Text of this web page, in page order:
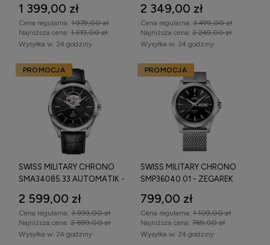
1 399,00 zł
Cena regularna: 1 979,00 zł
Najniższa cena: 1 319,00 zł
Wysyłka w: 24 godziny
2 349,00 zł
Cena regularna: 3 499,00 zł
Najniższa cena: 2 249,00 zł
Wysyłka w: 24 godziny
SWISS MILITARY CHRONO
SMA34085.33 AUTOMATIK -
2 599,00 zł
Cena regularna: 3 999,00 zł
Najniższa cena: 2 899,00 zł
Wysyłka w: 24 godziny
PROMOCJA
SWISS MILITARY CHRONO
SMP36040.01 - ZEGAREK
799,00 zł
Cena regularna: 1 109,00 zł
Najniższa cena: 769,00 zł
Wysyłka w: 24 godziny
PROMOCJA